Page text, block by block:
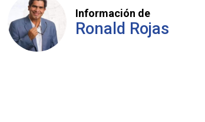
Información de
Ronald Rojas